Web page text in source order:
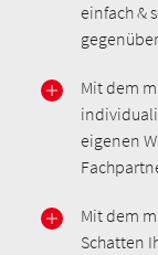
einfach &
Mit dem
eigenen
Mit dem
Schatten